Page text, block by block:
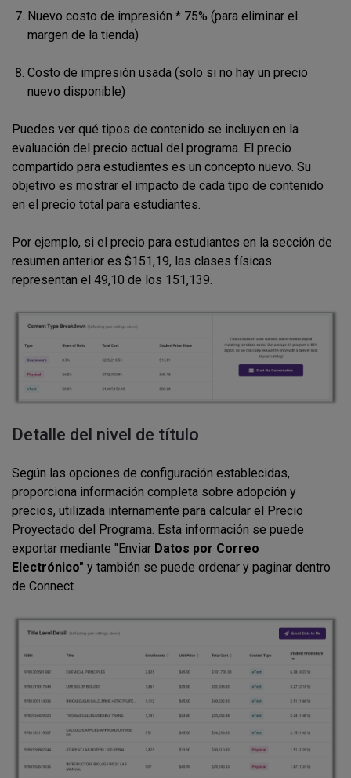
Nuevo costo de impresión * 75% (para eliminar el
margen de la tienda)
Costo de impresión usada (solo si no hay un precio
nuevo disponible)
Puedes ver qué tipos de contenido se incluyen en la
evaluación del precio actual del programa. El precio
compartido para estudiantes es un concepto nuevo. Su
objetivo es mostrar el impacto de cada tipo de contenido
en el precio total para estudiantes.
Por ejemplo, si el precio para estudiantes en la sección de
resumen anterior es $151,19, las clases físicas
representan el 49,10 de los 151,139.
Detalle del nivel de título
Según las opciones de configuración establecidas,
proporciona información completa sobre adopción y
precios, utilizada internamente para calcular el Precio
Proyectado del Programa. Esta información se puede
exportar mediante "Enviar Datos por Correo
Electrónico" y también se puede ordenar y paginar dentro
de Connect.